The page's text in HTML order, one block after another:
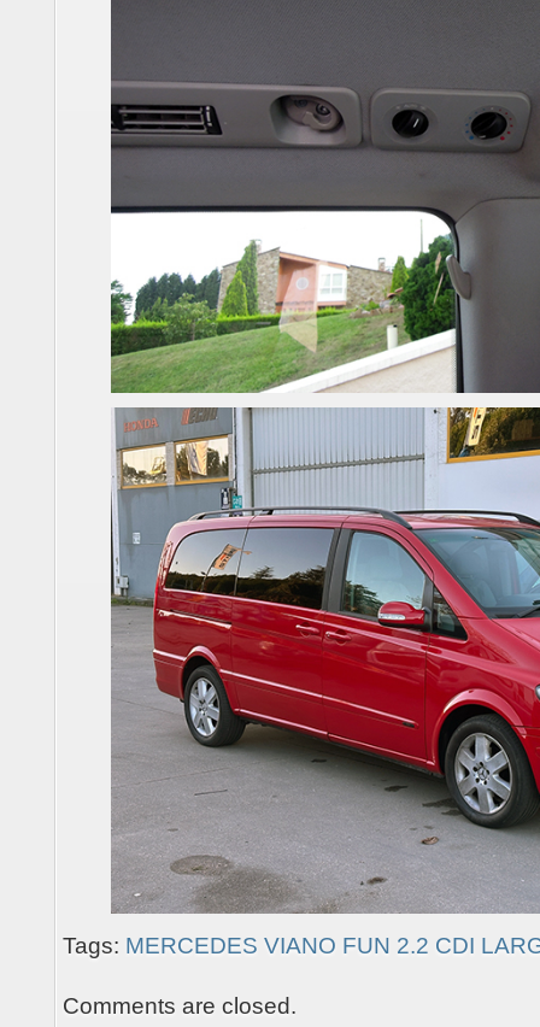
Tags: MERCEDES VIANO FUN 2.2 CDI
Comments are closed.